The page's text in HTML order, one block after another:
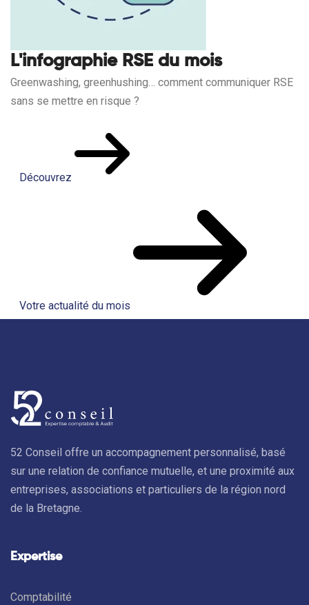
L'infographie RSE du mois
Greenwashing, greenhushing… comment communiquer RSE
sans se mettre en risque ?
Découvrez
Votre actualité du mois
52 Conseil offre un accompagnement personnalisé, basé
sur une relation de confiance mutuelle, et une proximité aux
entreprises, associations et particuliers de la région nord
de la Bretagne.
Expertise
Comptabilité